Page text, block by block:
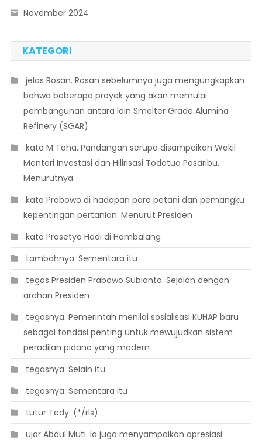
November 2024
KATEGORI
 jelas Rosan. Rosan sebelumnya juga mengungkapkan
bahwa beberapa proyek yang akan memulai
pembangunan antara lain Smelter Grade Alumina
Refinery (SGAR)
 kata M Toha. Pandangan serupa disampaikan Wakil
Menteri Investasi dan Hilirisasi Todotua Pasaribu.
Menurutnya
 kata Prabowo di hadapan para petani dan pemangku
kepentingan pertanian. Menurut Presiden
 kata Prasetyo Hadi di Hambalang
 tambahnya. Sementara itu
 tegas Presiden Prabowo Subianto. Sejalan dengan
arahan Presiden
 tegasnya. Pemerintah menilai sosialisasi KUHAP baru
sebagai fondasi penting untuk mewujudkan sistem
peradilan pidana yang modern
 tegasnya. Selain itu
 tegasnya. Sementara itu
 tutur Tedy. (*/rls)
 ujar Abdul Muti. Ia juga menyampaikan apresiasi